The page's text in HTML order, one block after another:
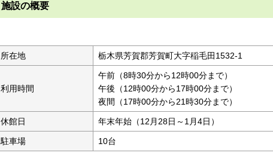
施設の概要
所在地 栃木県芳賀郡芳賀町大字稲毛田1532-1
利用時間
午前（8時30分から12時00分まで）
午後（12時00分から17時00分まで）
夜間（17時00分から21時30分まで）
休館日 年末年始（12月28日～1月4日）
駐車場 10台